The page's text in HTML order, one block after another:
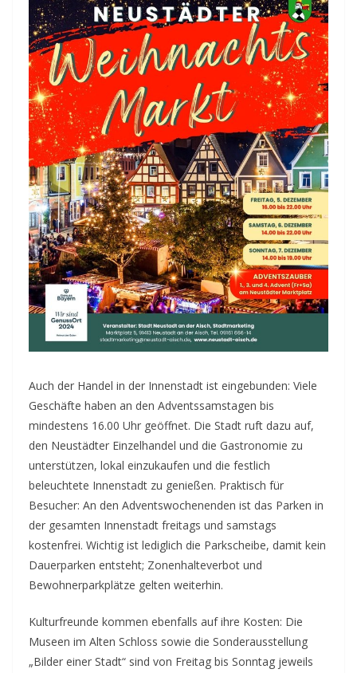
Auch der Handel in der Innenstadt ist eingebunden: Viele
Geschäfte haben an den Adventssamstagen bis
mindestens 16.00 Uhr geöffnet. Die Stadt ruft dazu auf,
den Neustädter Einzelhandel und die Gastronomie zu
unterstützen, lokal einzukaufen und die festlich
beleuchtete Innenstadt zu genießen. Praktisch für
Besucher: An den Adventswochenenden ist das Parken in
der gesamten Innenstadt freitags und samstags
kostenfrei. Wichtig ist lediglich die Parkscheibe, damit kein
Dauerparken entsteht; Zonenhalteverbot und
Bewohnerparkplätze gelten weiterhin.
Kulturfreunde kommen ebenfalls auf ihre Kosten: Die
Museen im Alten Schloss sowie die Sonderausstellung
„Bilder einer Stadt“ sind von Freitag bis Sonntag jeweils